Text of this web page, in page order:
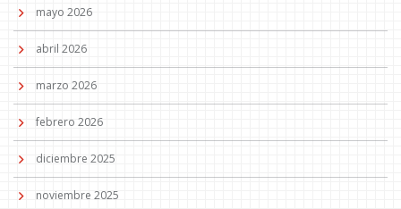
mayo 2026
abril 2026
marzo 2026
febrero 2026
diciembre 2025
noviembre 2025